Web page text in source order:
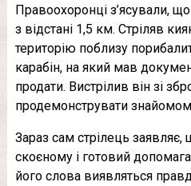
Правоохоронці з’ясували,
з відстані 1,5 км. Стріляв
територію поблизу
карабін, на який мав
продати. Вистрілив він зі
продемонструвати
Зараз сам стрілець
скоєному і готовий
його слова виявляться